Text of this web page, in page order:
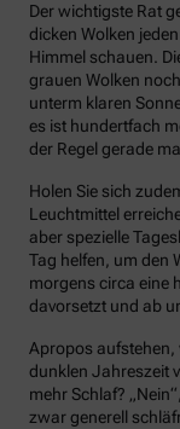
Der wichtigste Rat
dicken Wolken
Himmel schauen.
grauen Wolken
unterm klaren
es ist hundertfach
der Regel gerade
Holen Sie sich
Leuchtmittel
aber spezielle
Tag helfen, um den
morgens circa eine
davorsetzt und ab
Apropos aufstehen,
dunklen Jahreszeit
mehr Schlaf?
zwar generell